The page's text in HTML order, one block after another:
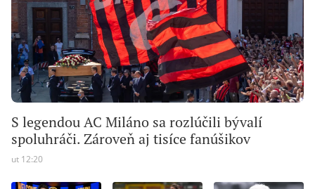
S legendou AC Miláno sa rozlúčili bývalí
spoluhráči. Zároveň aj tisíce fanúšikov
ut 12:20